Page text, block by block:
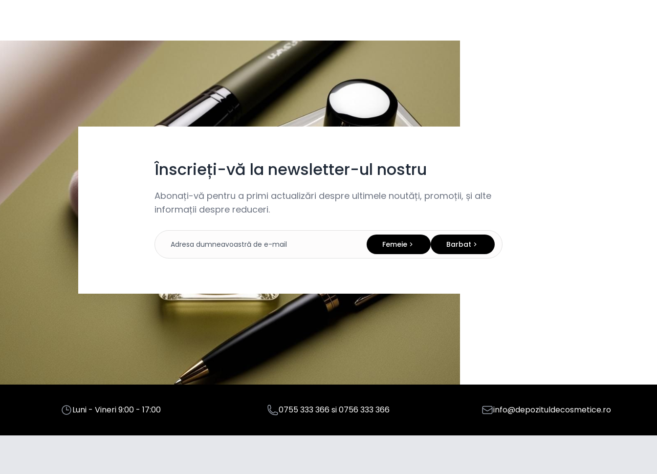
Înscrieți-vă la newsletter-ul nostru
Abonați-vă pentru a primi actualizări despre ultimele noutăți, promoții, și alte
informații despre reduceri.
Femeie Barbat
Luni - Vineri 9:00 - 17:00 0755 333 366si0756 333 366 info@depozituldecosmetice.ro